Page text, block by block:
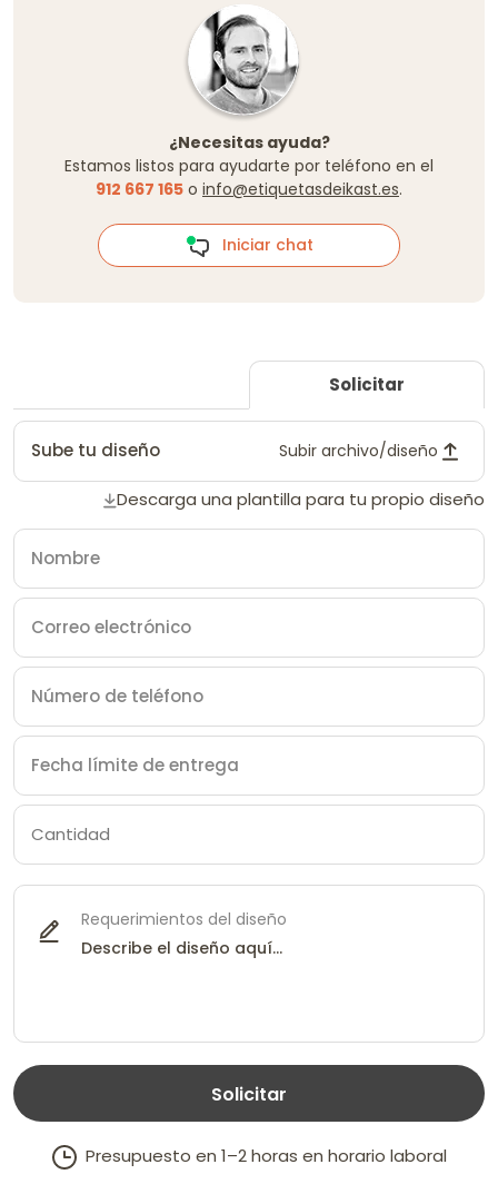
¿Necesitas ayuda?
Estamos listos para ayudarte por teléfono en el
912 667 165 o info@etiquetasdeikast.es.
Iniciar chat
Solicitar
Sube tu diseño Subir archivo/diseño
Descarga una plantilla para tu propio diseño
Requerimientos del diseño
Solicitar
Presupuesto en 1–2 horas en horario laboral